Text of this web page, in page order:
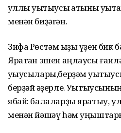
ҡуллы уҡытыусы ҡатыны
менән биҙәгән.
Зифа Рөстәм ҡыҙы үҙен бик
Яратҡан эшен аңлаусы
уҡыусылары,берҙәм
берҙәй ҡәҙерле.
ябай: балаларҙы яратыу,
менән йәшәү һәм